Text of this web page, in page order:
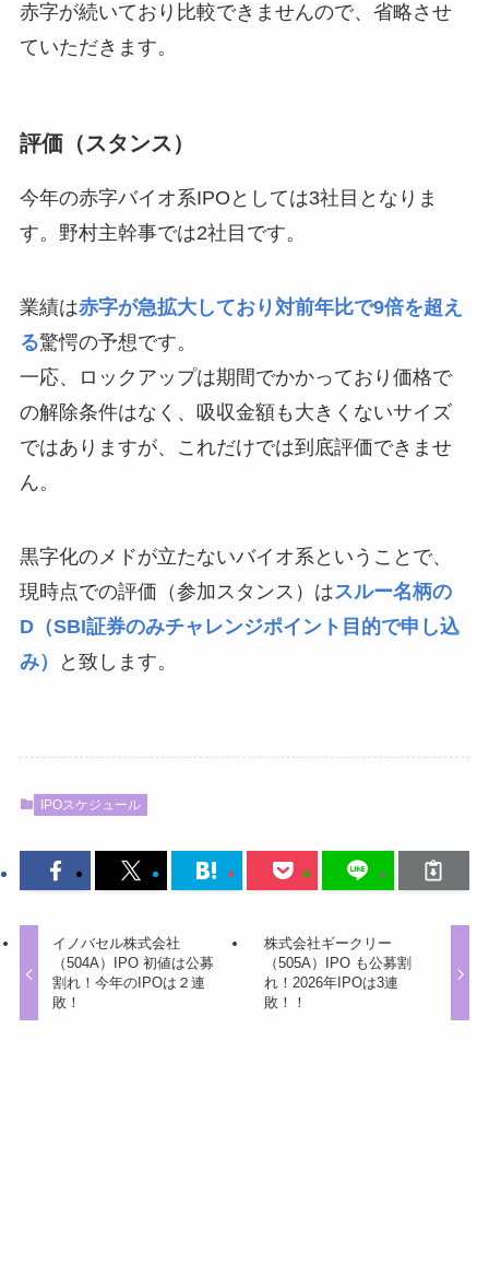
赤字が続いており比較できませんので、省略させ
ていただきます。
評価（スタンス）
今年の赤字バイオ系IPOとしては3社目となりま
す。野村主幹事では2社目です。
業績は赤字が急拡大しており対前年比で9倍を超え
る驚愕の予想です。
一応、ロックアップは期間でかかっており価格で
の解除条件はなく、吸収金額も大きくないサイズ
ではありますが、これだけでは到底評価できませ
ん。
黒字化のメドが立たないバイオ系ということで、
現時点での評価（参加スタンス）はスルー名柄の
D（SBI証券のみチャレンジポイント目的で申し込
み）
と致します。
IPOスケジュール
イノバセル株式会社
（504A）IPO 初値は公募
割れ！今年のIPOは２連
敗！
株式会社ギークリー
（505A）IPO も公募割
れ！2026年IPOは3連
敗！！